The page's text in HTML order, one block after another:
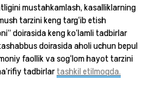
mustahkamlash, kasalliklarning
tarzini keng targ‘ib etish
doirasida keng ko‘lamli tadbirlar
doirasida aholi uchun bepul
faollik va sog‘lom hayot tarzini
tadbirlartashkil etilmoqda.